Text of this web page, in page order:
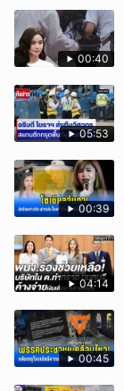
00:40
05:53
00:39
04:14
00:45